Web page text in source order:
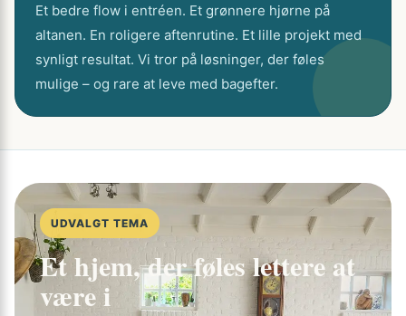
Et bedre flow i entréen. Et grønnere hjørne på
altanen. En roligere aftenrutine. Et lille projekt med
synligt resultat. Vi tror på løsninger, der føles
mulige – og rare at leve med bagefter.
UDVALGT TEMA
Et hjem, der føles lettere at
være i